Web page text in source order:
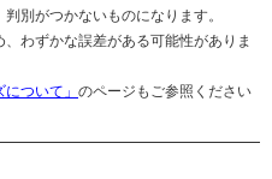
別がつかないものになります。
わずかな誤差がある可能性がありま
について」 のページもご参照ください